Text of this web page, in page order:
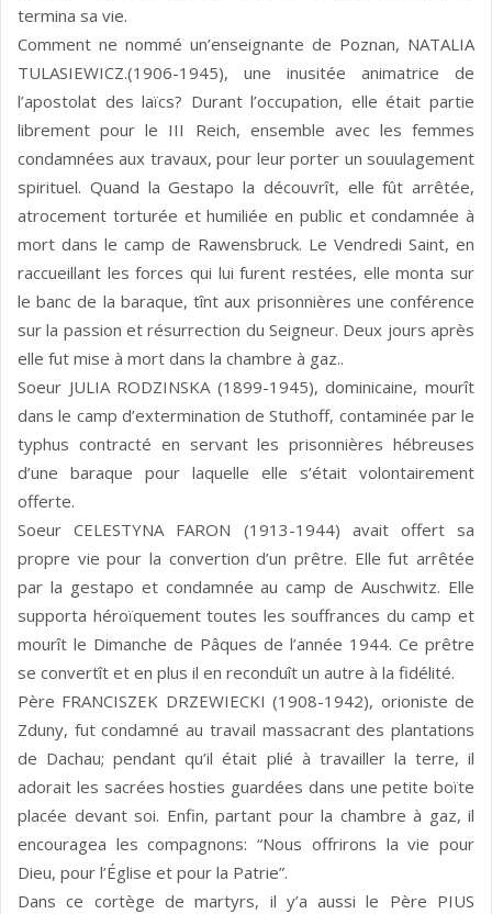
termina sa vie.
Comment ne nommé un’enseignante de Poznan, NATALIA
TULASIEWICZ.(1906-1945), une inusitée animatrice de
l’apostolat des laïcs? Durant l’occupation, elle était partie
librement pour le III Reich, ensemble avec les femmes
condamnées aux travaux, pour leur porter un souulagement
spirituel. Quand la Gestapo la découvrît, elle fût arrêtée,
atrocement torturée et humiliée en public et condamnée à
mort dans le camp de Rawensbruck. Le Vendredi Saint, en
raccueillant les forces qui lui furent restées, elle monta sur
le banc de la baraque, tînt aux prisonnières une conférence
sur la passion et résurrection du Seigneur. Deux jours après
elle fut mise à mort dans la chambre à gaz..
Soeur JULIA RODZINSKA (1899-1945), dominicaine, mourît
dans le camp d’extermination de Stuthoff, contaminée par le
typhus contracté en servant les prisonnières hébreuses
d’une baraque pour laquelle elle s’était volontairement
offerte.
Soeur CELESTYNA FARON (1913-1944) avait offert sa
propre vie pour la convertion d’un prêtre. Elle fut arrêtée
par la gestapo et condamnée au camp de Auschwitz. Elle
supporta héroïquement toutes les souffrances du camp et
mourît le Dimanche de Pâques de l’année 1944. Ce prêtre
se convertît et en plus il en reconduît un autre à la fidélité.
Père FRANCISZEK DRZEWIECKI (1908-1942), orioniste de
Zduny, fut condamné au travail massacrant des plantations
de Dachau; pendant qu’il était plié à travailler la terre, il
adorait les sacrées hosties guardées dans une petite boïte
placée devant soi. Enfin, partant pour la chambre à gaz, il
encouragea les compagnons: “Nous offrirons la vie pour
Dieu, pour l’Église et pour la Patrie”.
Dans ce cortège de martyrs, il y’a aussi le Père PIUS